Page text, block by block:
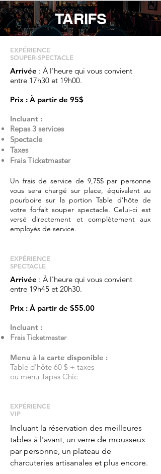
TARIFS
EXPÉRIENCE
SOUPER-SPECTACLE
Arrivée : À l'heure qui vous convient
entre 17h30 et 19h00.
Prix : À partir de 95$
Incluant :
Repas 3 services
Spectacle
Taxes
Frais Ticketmaster
Un frais de service de 9,75$ par personne
vous sera chargé sur place, équivalent au
pourboire sur la portion Table d'hôte de
votre forfait souper spectacle. Celui-ci est
versé directement et complètement aux
employés de service.
EXPÉRIENCE​
SPECTACLE
Arrivée : À l'heure qui vous convient
entre 19h45 et 20h30.
Prix : À partir de $55.00
Incluant :
Frais Ticketmaster
Menu à la carte disponible :
Table d'hôte 60 $ + taxes
ou menu Tapas Chic
EXPÉRIENCE
VIP
Incluant la réservation des meilleures
tables à l'avant, un verre de mousseux
par personne, un plateau de
charcuteries artisanales et plus encore.